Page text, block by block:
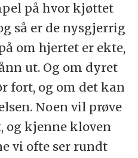
på hvor kjøttet
så er de nysgjerrig
om hjertet er ekte,
ut. Og om dyret
fort, og om det kan
Noen vil prøve
og kjenne kloven
vi ofte ser rundt